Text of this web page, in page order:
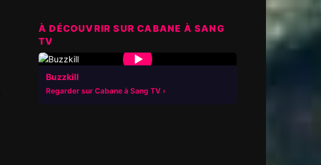
À DÉCOUVRIR SUR CABANE À SANG
TV
▶
Buzzkill
Regarder sur Cabane à Sang TV